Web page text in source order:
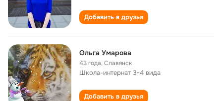
Добавить в друзья
Ольга Умарова
43 года,Славянск
Школа-интернат 3-4 вида
Добавить в друзья